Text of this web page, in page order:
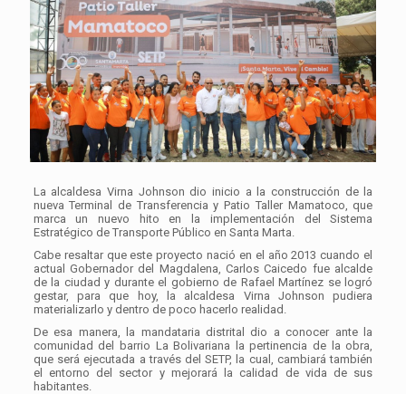
La alcaldesa Virna Johnson dio inicio a la construcción de la
nueva Terminal de Transferencia y Patio Taller Mamatoco, que
marca un nuevo hito en la implementación del Sistema
Estratégico de Transporte Público en Santa Marta.
Cabe resaltar que este proyecto nació en el año 2013 cuando el
actual Gobernador del Magdalena, Carlos Caicedo fue alcalde
de la ciudad y durante el gobierno de Rafael Martínez se logró
gestar, para que hoy, la alcaldesa Virna Johnson pudiera
materializarlo y dentro de poco hacerlo realidad.
De esa manera, la mandataria distrital dio a conocer ante la
comunidad del barrio La Bolivariana la pertinencia de la obra,
que será ejecutada a través del SETP, la cual, cambiará también
el entorno del sector y mejorará la calidad de vida de sus
habitantes.